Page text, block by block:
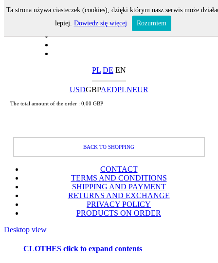
PL DE EN
USDGBPAEDPLNEUR
The total amount of the order : 0,00 GBP
BACK TO SHOPPING
CONTACT
TERMS AND CONDITIONS
SHIPPING AND PAYMENT
RETURNS AND EXCHANGE
PRIVACY POLICY
PRODUCTS ON ORDER
Desktop view
CLOTHES click to expand contents
Ta strona używa ciasteczek (cookies), dzięki którym nasz serwis może
lepiej. Dowiedz się więcej Rozumiem